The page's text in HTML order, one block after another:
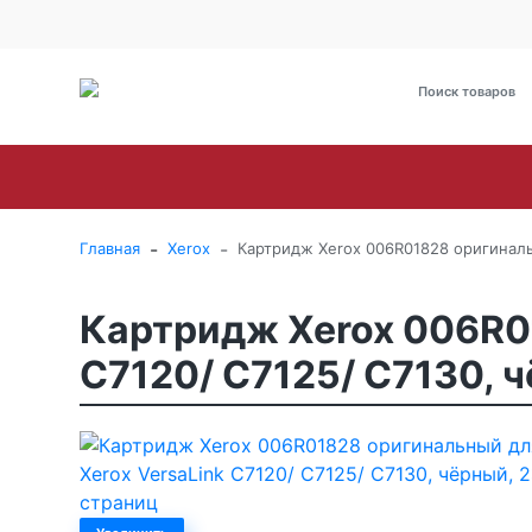
Главная - Xerox - Картридж Xerox 006R01828
Картридж Xerox
C7120/ C7125/ C7130,